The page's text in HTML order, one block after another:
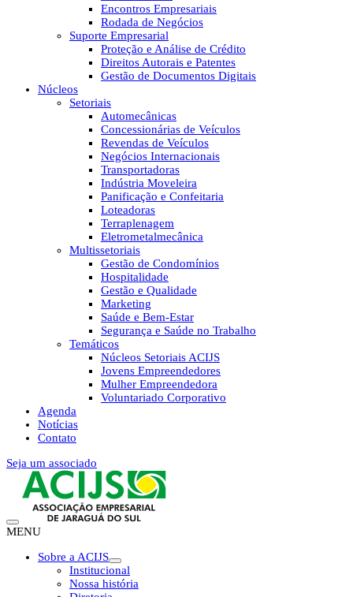
Encontros Empresariais
Rodada de Negócios
Suporte Empresarial
Proteção e Análise de Crédito
Direitos Autorais e Patentes
Gestão de Documentos Digitais
Núcleos
Setoriais
Automecânicas
Concessionárias de Veículos
Revendas de Veículos
Negócios Internacionais
Transportadoras
Indústria Moveleira
Panificação e Confeitaria
Loteadoras
Terraplenagem
Eletrometalmecânica
Multissetoriais
Gestão de Condomínios
Hospitalidade
Gestão e Qualidade
Marketing
Saúde e Bem-Estar
Segurança e Saúde no Trabalho
Temáticos
Núcleos Setoriais ACIJS
Jovens Empreendedores
Mulher Empreendedora
Voluntariado Corporativo
Agenda
Notícias
Contato
Seja um associado
MENU
Sobre a ACIJS
Institucional
Nossa história